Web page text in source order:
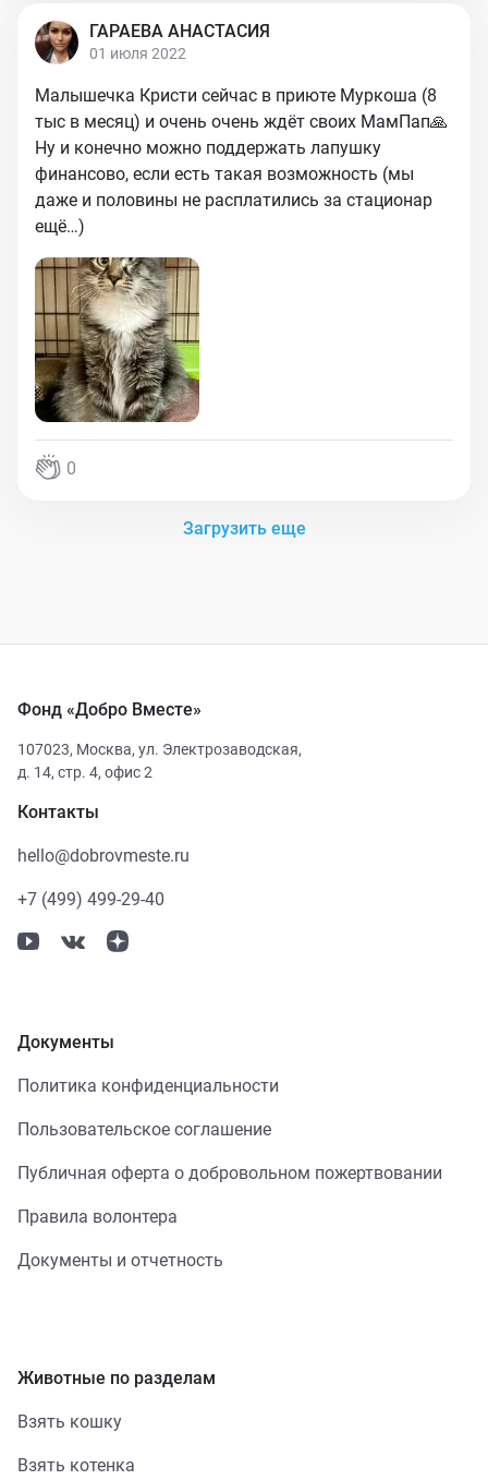
ГАРАЕВА АНАСТАСИЯ
01 июля 2022
Малышечка Кристи сейчас в приюте Муркоша (8
тыс в месяц) и очень очень ждёт своих МамПап🙏
Ну и конечно можно поддержать лапушку
финансово, если есть такая возможность (мы
даже и половины не расплатились за стационар
ещё…)
0
Загрузить еще
Фонд «Добро Вместе»
107023, Москва, ул. Электрозаводская,
д. 14, стр. 4, офис 2
Контакты
hello@dobrovmeste.ru
+7 (499) 499-29-40
Документы
Политика конфиденциальности
Пользовательское соглашение
Публичная оферта о добровольном пожертвовании
Правила волонтера
Документы и отчетность
Животные по разделам
Взять кошку
Взять котенка